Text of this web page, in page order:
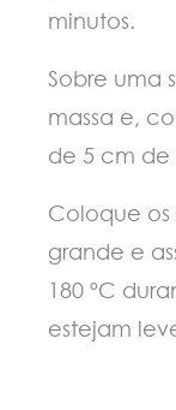
minutos.
Sobre uma
massa e,
de 5 cm
Coloque os
grande e
180 ºC
estejam